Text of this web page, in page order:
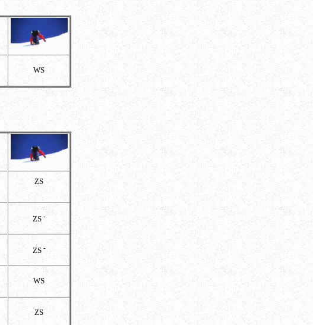
WS
ZS
ZS -
ZS -
WS
ZS